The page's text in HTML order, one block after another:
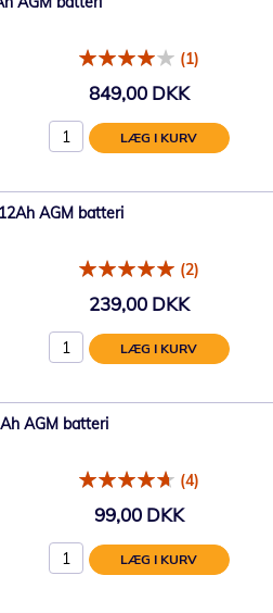
(1)
849,00 DKK
LÆG I KURV
AGM batteri
(2)
239,00 DKK
LÆG I KURV
AGM batteri
(4)
99,00 DKK
LÆG I KURV